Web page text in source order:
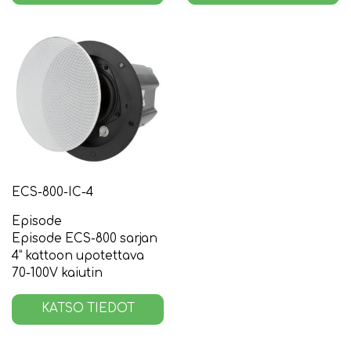
ECS-800-IC-4
Episode
Episode ECS-800 sarjan
4” kattoon upotettava
70-100V kaiutin
KATSO TIEDOT